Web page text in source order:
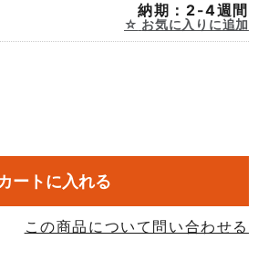
納期：2-4週間
お気に入りに追加
ートに入れる
この商品について問い合わせる